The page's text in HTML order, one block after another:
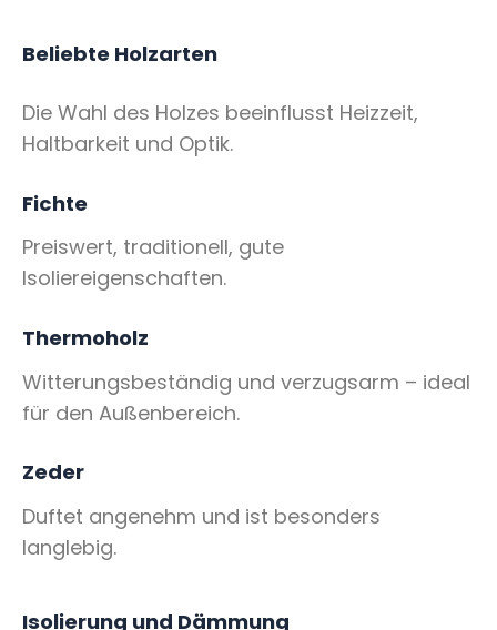
Beliebte Holzarten
Die Wahl des Holzes beeinflusst Heizzeit,
Haltbarkeit und Optik.
Fichte
Preiswert, traditionell, gute
Isoliereigenschaften.
Thermoholz
Witterungsbeständig und verzugsarm – ideal
für den Außenbereich.
Zeder
Duftet angenehm und ist besonders
langlebig.
Isolierung und Dämmung